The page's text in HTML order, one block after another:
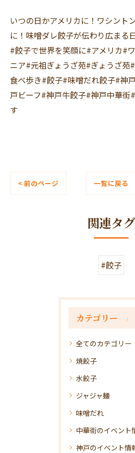
いつの日かアメリカに！ワシント
に！味噌ダレ餃子が伝わり広まる
#餃子で世界を笑顔に#アメリカ#
ニア#元祖ぎょうざ苑#ぎょうざ苑
食べ歩き#餃子#味噌だれ餃子#神
戸ビーフ#神戸牛餃子#神戸中華街
す
< 前のページ 一覧に戻る
関連タグ
#餃子
カテゴリー
全てのカテゴリー
焼餃子
水餃子
ジャジャ麺
味噌だれ
中華街のイベント
神戸のイベント情